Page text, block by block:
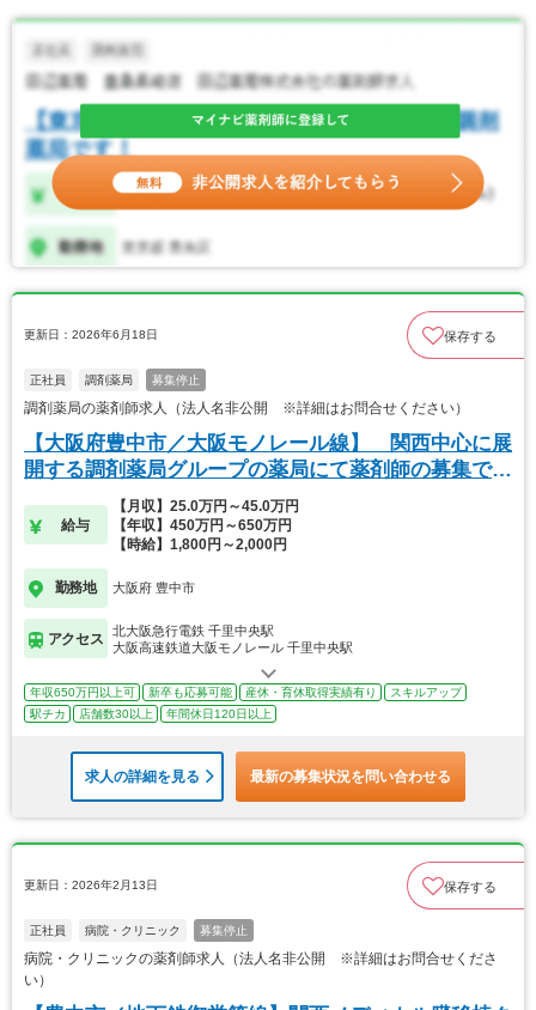
更新日：2026年6月18日 保存する
正社員 調剤薬局 募集停止
調剤薬局の薬剤師求人（法人名非公開 ※詳細はお問合せください）
【大阪府豊中市／大阪モノレール線】 関西中心に展
開する調剤薬局グループの薬局にて薬剤師の募集で
給与
【月収】25.0万円～45.0万円
【年収】450万円～650万円
【時給】1,800円～2,000円
勤務地 大阪府 豊中市
アクセス
北大阪急行電鉄 千里中央駅
大阪高速鉄道大阪モノレール 千里中央駅
年収650万円以上可 新卒も応募可能 産休・育休取得実績有り
スキルアップ
駅チカ
店舗数30以上 年間休日120日以上
求人の詳細を見る 最新の募集状況を問い合わせる
更新日：2026年2月13日 保存する
正社員 病院・クリニック 募集停止
病院・クリニックの薬剤師求人（法人名非公開 ※詳細はお問合せくださ
い）